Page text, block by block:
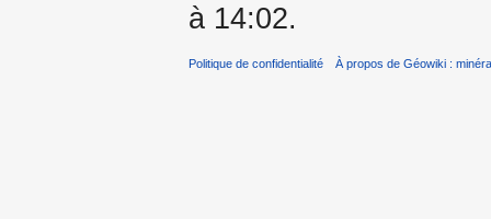
à 14:02.
Politique de confidentialité À propos de Géowiki :